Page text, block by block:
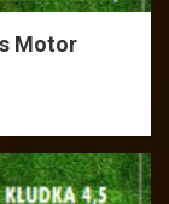
Motor